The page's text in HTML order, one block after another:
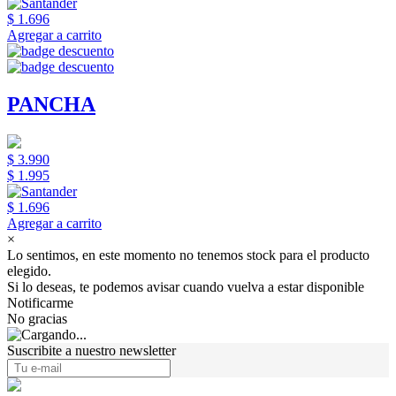
$ 1.696
Agregar a carrito
PANCHA
$ 3.990
$ 1.995
$ 1.696
Agregar a carrito
×
Lo sentimos, en este momento no tenemos stock para el producto
elegido.
Si lo deseas, te podemos avisar cuando vuelva a estar disponible
Notificarme
No gracias
Suscribite a nuestro newsletter